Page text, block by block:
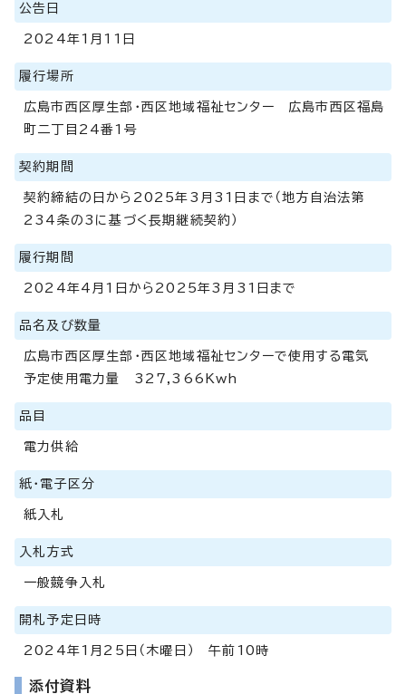
公告日
2024年1月11日
履行場所
広島市西区厚生部・西区地域福祉センター 広島市西区福島
町二丁目24番1号
契約期間
契約締結の日から2025年3月31日まで（地方自治法第
234条の3に基づく長期継続契約）
履行期間
2024年4月1日から2025年3月31日まで
品名及び数量
広島市西区厚生部・西区地域福祉センターで使用する電気
予定使用電力量 327,366Kwh
品目
電力供給
紙・電子区分
紙入札
入札方式
一般競争入札
開札予定日時
2024年1月25日（木曜日） 午前10時
添付資料